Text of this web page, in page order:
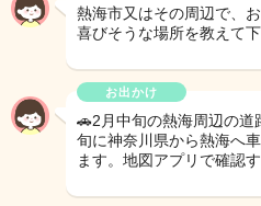
熱海市又はその周辺で、
喜びそうな場所を教えて
お出かけ
🚗2月中旬の熱海周辺の道
旬に神奈川県から熱海へ
ます。地図アプリで確認